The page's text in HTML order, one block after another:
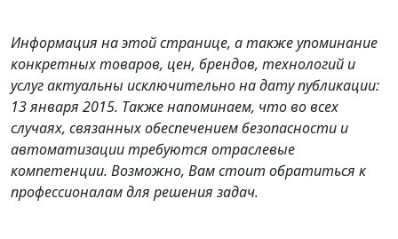
Информация на этой странице, а также упоминание
конкретных товаров, цен, брендов, технологий и
услуг актуальны исключительно на дату публикации:
13 января 2015. Также напоминаем, что во всех
случаях, связанных обеспечением безопасности и
автоматизации требуются отраслевые
компетенции. Возможно, Вам стоит обратиться к
профессионалам для решения задач.